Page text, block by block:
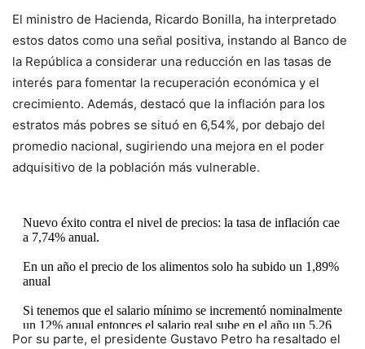
El ministro de Hacienda, Ricardo Bonilla, ha interpretado
estos datos como una señal positiva, instando al Banco de
la República a considerar una reducción en las tasas de
interés para fomentar la recuperación económica y el
crecimiento. Además, destacó que la inflación para los
estratos más pobres se situó en 6,54%, por debajo del
promedio nacional, sugiriendo una mejora en el poder
adquisitivo de la población más vulnerable.
Nuevo éxito contra el nivel de precios: la tasa de inflación cae
a 7,74% anual.
En un año el precio de los alimentos solo ha subido un 1,89%
anual
Si tenemos que el salario mínimo se incrementó nominalmente
un 12% anual entonces el salario real sube en el año un 5,26
%
Por su parte, el presidente Gustavo Petro ha resaltado el